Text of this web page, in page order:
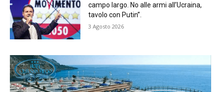
campo largo. No alle armi all’Ucraina,
tavolo con Putin”.
3 Agosto 2026